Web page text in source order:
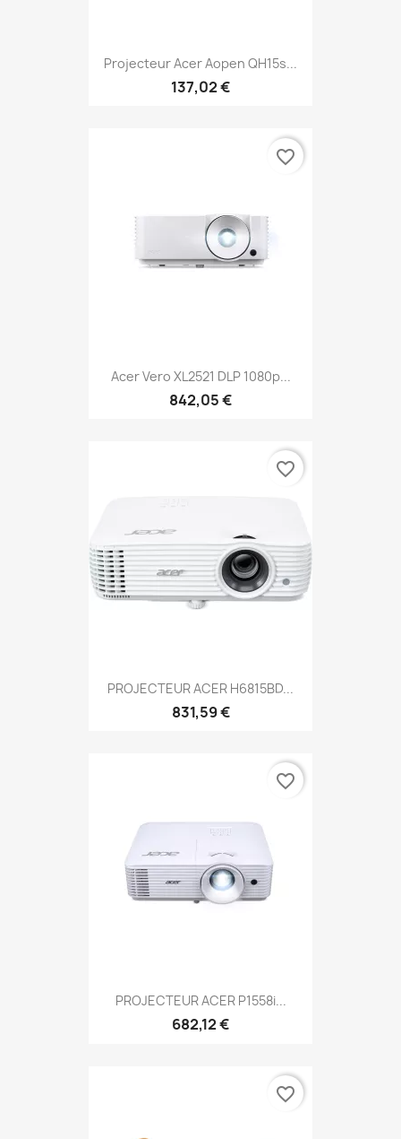
Projecteur Acer Aopen QH15s...
137,02 €
Acer Vero XL2521 DLP 1080p...
842,05 €
favorite_border
PROJECTEUR ACER H6815BD...
831,59 €
favorite_border
PROJECTEUR ACER P1558i...
682,12 €
favorite_border
favorite_border